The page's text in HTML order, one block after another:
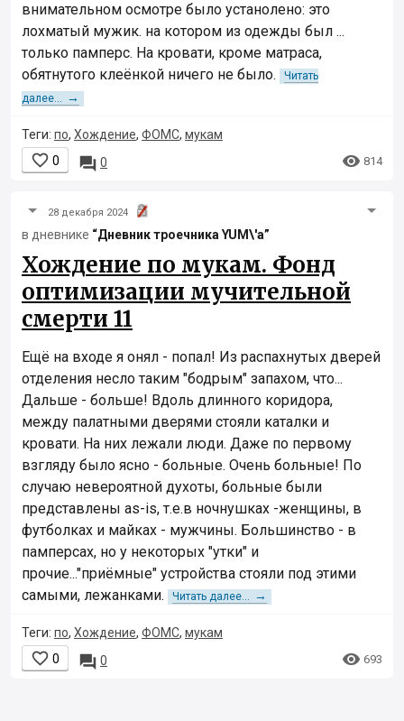
внимательном осмотре было устанолено: это
лохматый мужик. на котором из одежды был ...
только памперс. На кровати, кроме матраса,
обятнутого клеёнкой ничего не было.
Читать
далее... →
Теги: по, Хождение, ФОМС, мукам
 0  0  814
28 декабря 2024
в дневнике “Дневник троечника YUM\'а”
Хождение по мукам. Фонд
оптимизации мучительной
смерти 11
Ещё на входе я онял - попал! Из распахнутых дверей
отделения несло таким "бодрым" запахом, что...
Дальше - больше! Вдоль длинного коридора,
между палатными дверями стояли каталки и
кровати. На них лежали люди. Даже по первому
взгляду было ясно - больные. Очень больные! По
случаю невероятной духоты, больные были
представлены as-is, т.е.в ночнушках -женщины, в
футболках и майках - мужчины. Большинство - в
памперсах, но у некоторых "утки" и
прочие..."приёмные" устройства стояли под этими
самыми, лежанками.
Читать далее... →
Теги: по, Хождение, ФОМС, мукам
 0  0  693